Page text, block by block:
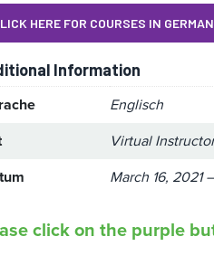
HERE FOR COURSES IN
Information
Englisch
Virtual
March 16, 2021
click on the purple